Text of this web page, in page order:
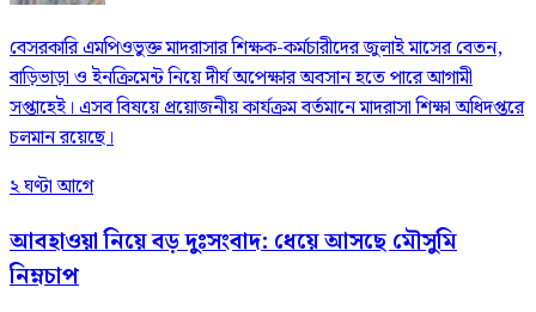
বেসরকারি এমপিওভুক্ত মাদরাসার শিক্ষক-কর্মচারীদের জুলাই মাসের বেতন,
বাড়িভাড়া ও ইনক্রিমেন্ট নিয়ে দীর্ঘ অপেক্ষার অবসান হতে পারে আগামী
সপ্তাহেই। এসব বিষয়ে প্রয়োজনীয় কার্যক্রম বর্তমানে মাদরাসা শিক্ষা অধিদপ্তরে
চলমান রয়েছে।
২ ঘণ্টা আগে
আবহাওয়া নিয়ে বড় দুঃসংবাদ: ধেয়ে আসছে মৌসুমি
নিম্নচাপ